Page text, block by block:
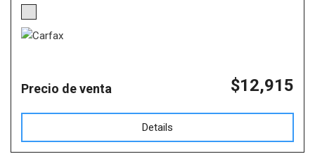
Precio de venta $12,915
Details